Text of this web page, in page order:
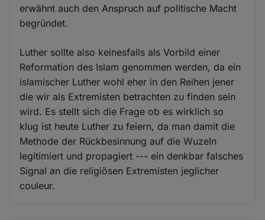
erwähnt auch den Anspruch auf politische Macht
begründet.
Luther sollte also keinesfalls als Vorbild einer
Reformation des Islam genommen werden, da ein
islamischer Luther wohl eher in den Reihen jener
die wir als Extremisten betrachten zu finden sein
wird. Es stellt sich die Frage ob es wirklich so
klug ist heute Luther zu feiern, da man damit die
Methode der Rückbesinnung auf die Wuzeln
legitimiert und propagiert --- ein denkbar falsches
Signal an die religiösen Extremisten jeglicher
couleur.